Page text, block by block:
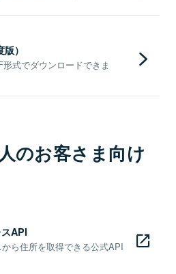
）
式でダウンロードできま
のお客さま向け
API
ら住所を取得できる公式API